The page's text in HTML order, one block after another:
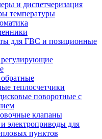
и диспетчеризация
температуры
для ГВС и позиционные
теплосчетчики
поворотные с
клапаны
электроприводы для
пунктов